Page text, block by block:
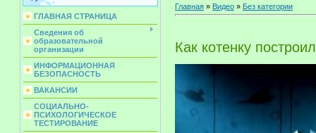
ГЛАВНАЯ СТРАНИЦА
Сведения об
образовательной
организации
ИНФОРМАЦИОННАЯ
БЕЗОПАСНОСТЬ
ВАКАНСИИ
СОЦИАЛЬНО-
ПСИХОЛОГИЧЕСКОЕ
ТЕСТИРОВАНИЕ
Главная » Видео » Без категории
Как котенку